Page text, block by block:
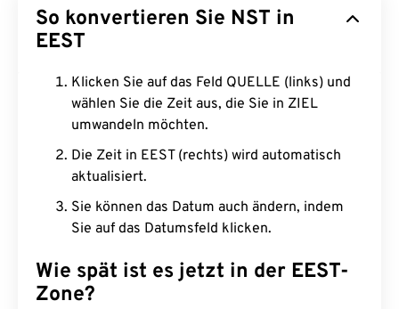
So konvertieren Sie NST in
EEST
Klicken Sie auf das Feld QUELLE (links) und
wählen Sie die Zeit aus, die Sie in ZIEL
umwandeln möchten.
Die Zeit in EEST (rechts) wird automatisch
aktualisiert.
Sie können das Datum auch ändern, indem
Sie auf das Datumsfeld klicken.
Wie spät ist es jetzt in der EEST-
Zone?